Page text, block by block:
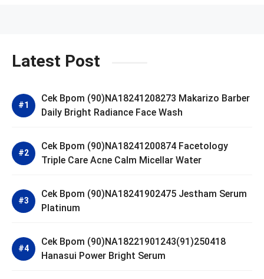
Latest Post
Cek Bpom (90)NA18241208273 Makarizo Barber
Daily Bright Radiance Face Wash
Cek Bpom (90)NA18241200874 Facetology
Triple Care Acne Calm Micellar Water
Cek Bpom (90)NA18241902475 Jestham Serum
Platinum
Cek Bpom (90)NA18221901243(91)250418
Hanasui Power Bright Serum